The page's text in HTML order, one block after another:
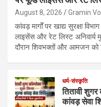
August 8, 2026 Gramin
कांवड़ मार्गों पर खाद्य सुरक्षा
लाइसेंस और रेट लिस्ट
दौरान शिवभक्तों और आमजन को
धर्म-संस्कृति
तितावी
कांवड़ सेवा